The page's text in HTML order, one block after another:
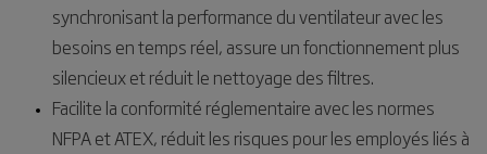
synchronisant la performance du ventilateur avec les
besoins en temps réel, assure un fonctionnement plus
silencieux et réduit le nettoyage des filtres.
Facilite la conformité réglementaire avec les normes
NFPA et ATEX, réduit les risques pour les employés liés à